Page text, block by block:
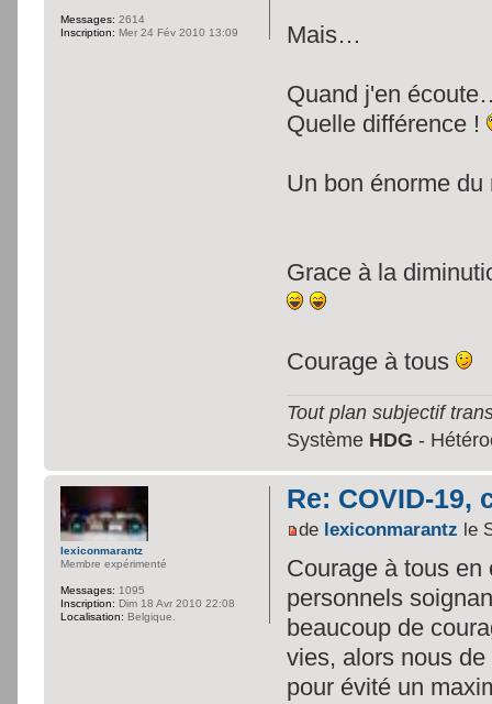
Mais…
Quand j'en
Quelle différence !
Un bon énorme
Grace à la
Courage à tous
Tout plan subjectif
Système HDG -
Messages: 2614
Inscription: Mer 24 Fév 2010 13:09
Re: COVID-19,
de lexiconmarantz le
Courage à tous
personnels
beaucoup de
vies, alors nous
pour évité un
lexiconmarantz
Membre expérimenté
Messages: 1095
Inscription: Dim 18 Avr 2010 22:08
Localisation: Belgique.